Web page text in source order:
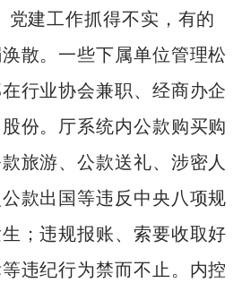
党建工作抓得不实，有的
散。一些下属单位管理松
行业协会兼职、经商办企
份。厅系统内公款购买购
旅游、公款送礼、涉密人
款出国等违反中央八项规
；违规报账、索要收取好
违纪行为禁而不止。内控